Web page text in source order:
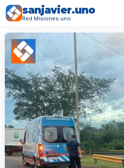
sanjavier.uno
Red Misiones.uno